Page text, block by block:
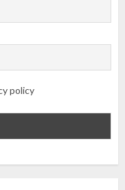
policy